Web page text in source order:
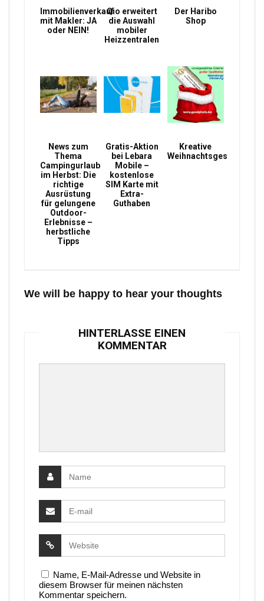
Immobilienverkauf
mit Makler: JA
oder NEIN!
Qio erweitert
die Auswahl
mobiler
Heizzentralen
Der Haribo
Shop
News zum
Thema
Campingurlaub
im Herbst: Die
richtige
Ausrüstung
für gelungene
Outdoor-
Erlebnisse –
herbstliche
Tipps
Gratis-Aktion
bei Lebara
Mobile –
kostenlose
SIM Karte mit
Extra-
Guthaben
Kreative
Weihnachtsgeschenke
We will be happy to hear your thoughts
HINTERLASSE EINEN
KOMMENTAR
Name, E-Mail-Adresse und Website in
diesem Browser für meinen nächsten
Kommentar speichern.